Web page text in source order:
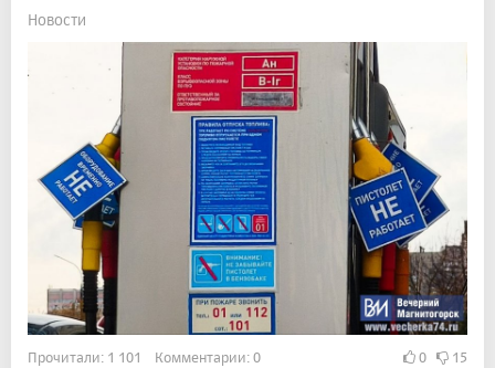
Новости
Прочитали: 1 101 Комментарии: 0 0 15